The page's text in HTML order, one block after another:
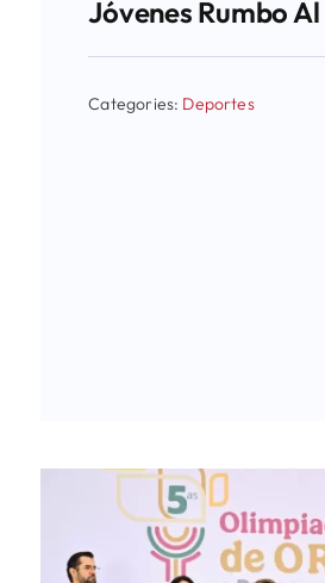
Jóvenes Rumbo
Categories: Deportes